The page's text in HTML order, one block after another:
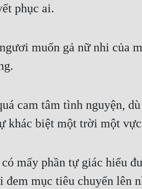
phục ai.
muốn gả nữ nhi của
cam tâm tình nguyện,
khác biệt một trời một
mấy phần tự giác hiểu
đem mục tiêu chuyển lên